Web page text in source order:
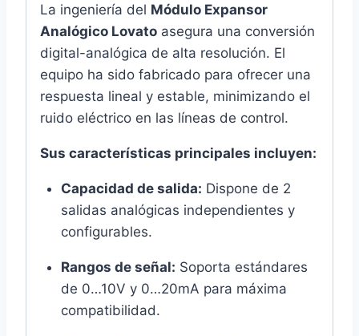
La ingeniería del Módulo Expansor
Analógico Lovato asegura una conversión
digital-analógica de alta resolución. El
equipo ha sido fabricado para ofrecer una
respuesta lineal y estable, minimizando el
ruido eléctrico en las líneas de control.
Sus características principales incluyen:
Capacidad de salida: Dispone de 2
salidas analógicas independientes y
configurables.
Rangos de señal: Soporta estándares
de 0…10V y 0…20mA para máxima
compatibilidad.